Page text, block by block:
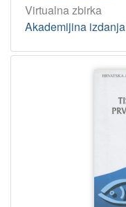
Virtualna zbirka
Akademijina izdanja